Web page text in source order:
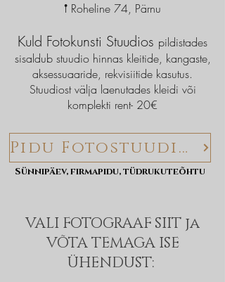
𖡡 Roheline 74, Pärnu
Kuld Fotokunsti Stuudios pildistades
sisaldub stuudio hinnas kleitide, kangaste,
aksessuaaride, rekvisiitide kasutus.
Stuudiost välja laenutades kleidi või
komplekti rent- 20€
Sünnipäev, firmapidu, tüdrukuteõhtu
Pidu Fotostuudios
VALI FOTOGRAAF SIIT ja
VÕTA TEMAGA ISE
ÜHENDUST: